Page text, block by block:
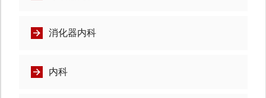
消化器内科
内科